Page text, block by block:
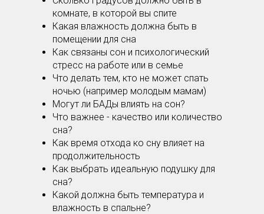
комнате, в которой вы спите
Какая влажность должна быть в
помещении для сна
Как связаны сон и психологический
стресс на работе или в семье
Что делать тем, кто не может спать
ночью (например молодым мамам)
Могут ли БАДы влиять на сон?
Что важнее - качество или количество
сна?
Как время отхода ко сну влияет на
продолжительность
Как выбрать идеальную подушку для
сна?
Какой должна быть температура и
влажность в спальне?